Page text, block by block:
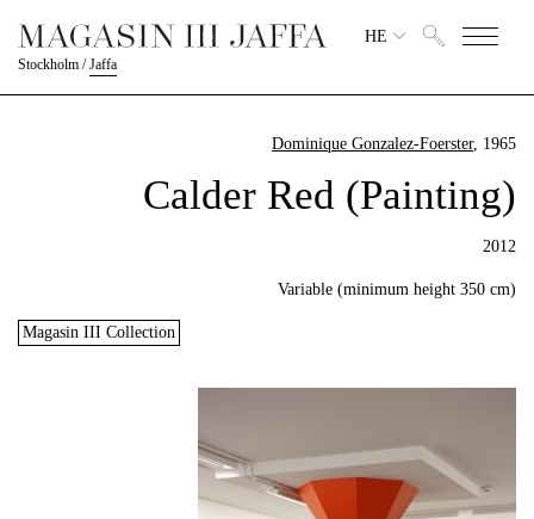
Stockholm /Jaffa
HE
Dominique Gonzalez-Foerster, 1965
Calder Red (Painting)
2012
Variable (minimum height 350 cm)
Magasin III Collection